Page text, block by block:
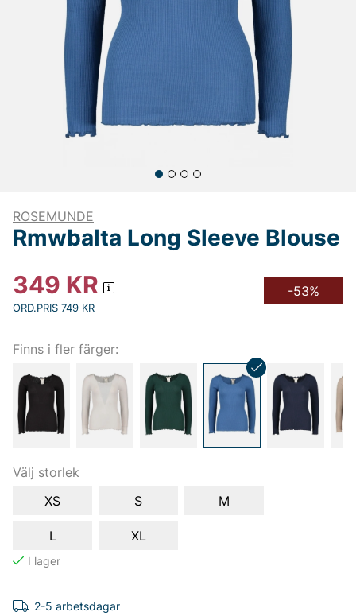
ROSEMUNDE
Rmwbalta Long Sleeve Blouse
349 KR
ORD.PRIS 749 KR
-53%
Finns i fler färger:
Välj storlek
XS
S M
L XL
2-5 arbetsdagar